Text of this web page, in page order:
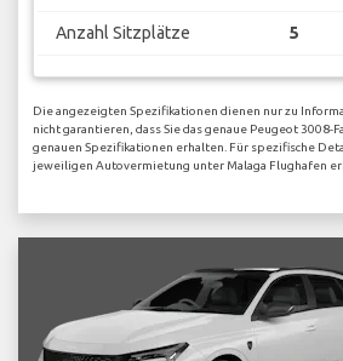
Anzahl Sitzplätze 5
Die angezeigten Spezifikationen dienen nur zu
nicht garantieren, dass Sie das genaue Peugeot 3008-
genauen Spezifikationen erhalten. Für spezifische
jeweiligen Autovermietung unter Malaga Flughafen